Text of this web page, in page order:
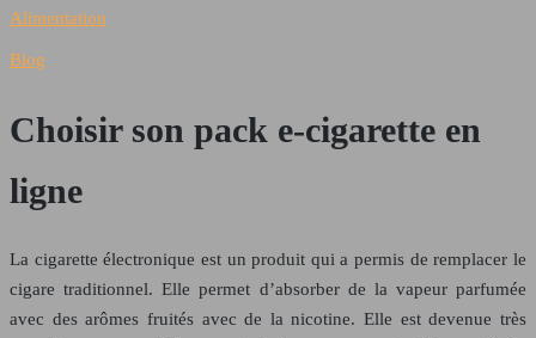
Alimentation
Blog
Choisir son pack e-cigarette en
ligne
La cigarette électronique est un produit qui a permis de remplacer le
cigare traditionnel. Elle permet d’absorber de la vapeur parfumée
avec des arômes fruités avec de la nicotine. Elle est devenue très